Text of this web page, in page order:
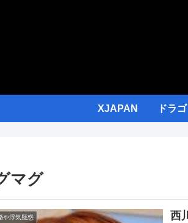
XJAPAN ドラ
マグ
や浮気疑惑
西